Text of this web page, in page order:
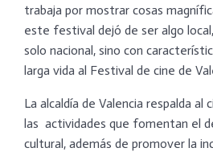
trabaja por mostrar cosas
este festival dejó de ser algo
solo nacional, sino con
larga vida al Festival de cine de
La alcaldía de Valencia respalda al
las actividades que fomentan el
cultural, además de promover la